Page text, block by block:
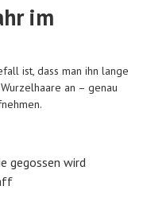
im
ist, dass man ihn lange
an – genau
gegossen wird